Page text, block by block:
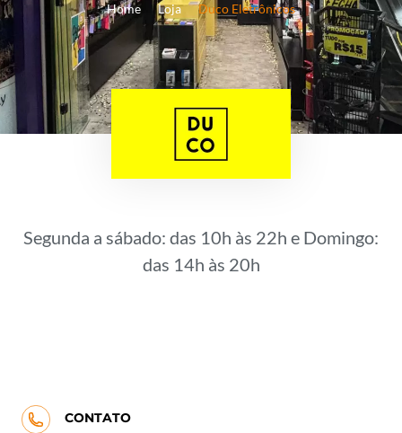
Home Loja Duco Eletrônicos
Segunda a sábado: das 10h às 22h e Domingo:
das 14h às 20h
CONTATO